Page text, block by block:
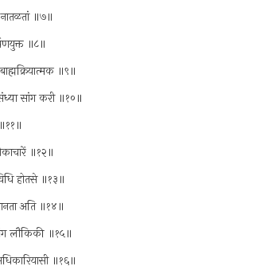
॥७॥
॥८॥
॥९॥
सांग करी ॥१०॥
॥१२॥
होतसे ॥१३॥
अति ॥१४॥
लौकिकी ॥१५॥
॥१६॥